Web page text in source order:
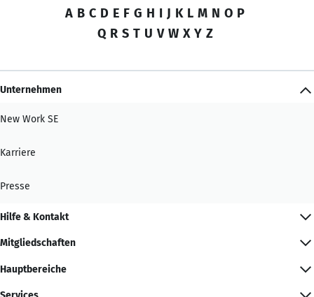
A B C D E F G H I J K L M N O P
Q R S T U V W X Y Z
Unternehmen
New Work SE
Karriere
Presse
Hilfe & Kontakt
Mitgliedschaften
Hauptbereiche